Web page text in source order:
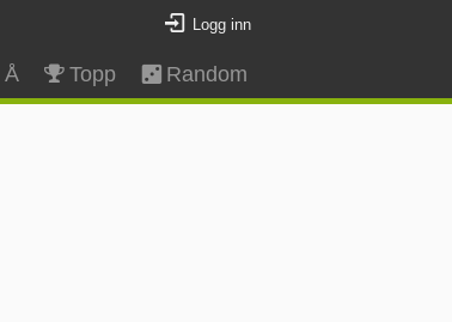
Logg inn
Å Topp Random